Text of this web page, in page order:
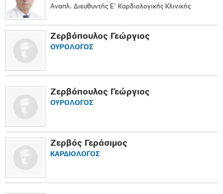
Αναπλ. Διευθυντής Ε' Καρδιολογικής Κλινικής
Ζερβόπουλος Γεώργιος
ΟΥΡΟΛΟΓΟΣ
Ζερβόπουλος Γεώργιος
ΟΥΡΟΛΟΓΟΣ
Ζερβός Γεράσιμος
ΚΑΡΔΙΟΛΟΓΟΣ